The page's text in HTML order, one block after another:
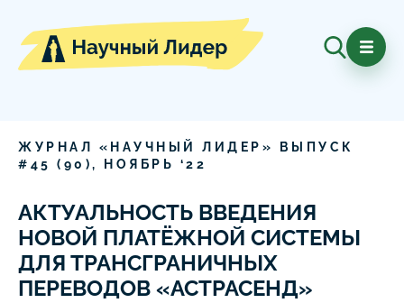
ЖУРНАЛ «НАУЧНЫЙ ЛИДЕР» ВЫПУСК
# 45 ( 90 ), НОЯБРЬ ‘22
АКТУАЛЬНОСТЬ ВВЕДЕНИЯ
НОВОЙ ПЛАТЁЖНОЙ СИСТЕМЫ
ДЛЯ ТРАНСГРАНИЧНЫХ
ПЕРЕВОДОВ «АСТРАСЕНД»